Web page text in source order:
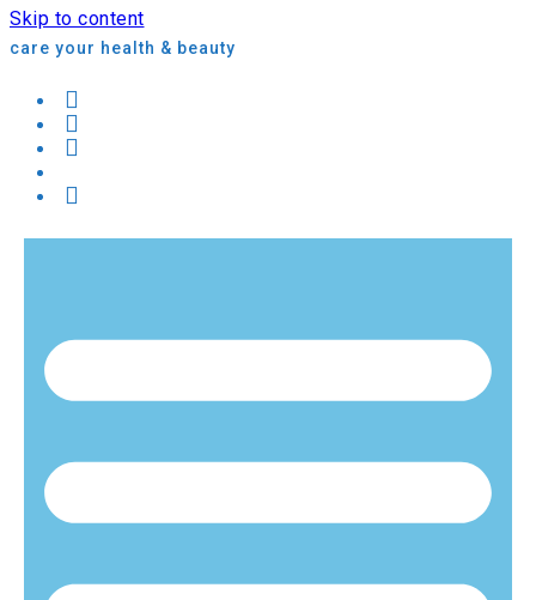
Skip to content
care your health & beauty